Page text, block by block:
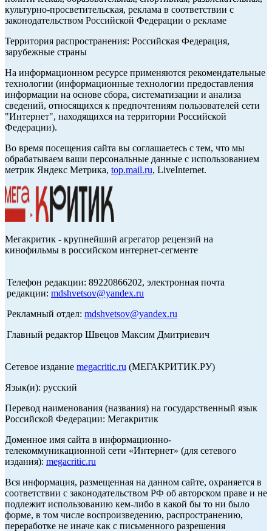
культурно-просветительская, реклама в соответствии с
законодательством Российской Федерации о рекламе
Территория распространения: Российская Федерация,
зарубежные страны
На информационном ресурсе применяются рекомендательные
технологии (информационные технологии предоставления
информации на основе сбора, систематизации и анализа
сведений, относящихся к предпочтениям пользователей сети
"Интернет", находящихся на территории Российской
Федерации).
Во время посещения сайта вы соглашаетесь с тем, что мы
обрабатываем ваши персональные данные с использованием
метрик Яндекс Метрика, top.mail.ru, LiveInternet.
Мегакритик - крупнейший агрегатор рецензий на
кинофильмы в российском интернет-сегменте
Телефон редакции: 89220866202, электронная почта
редакции: mdshvetsov@yandex.ru
Рекламный отдел: mdshvetsov@yandex.ru
Главный редактор Швецов Максим Дмитриевич
Сетевое издание megacritic.ru (МЕГАКРИТИК.РУ)
Язык(и): русский
Перевод наименования (названия) на государственный язык
Российской Федерации: Мегакритик
Доменное имя сайта в информационно-
телекоммуникационной сети «Интернет» (для сетевого
издания): megacritic.ru
Вся информация, размещенная на данном сайте, охраняется в
соответствии с законодательством РФ об авторском праве и не
подлежит использованию кем-либо в какой бы то ни было
форме, в том числе воспроизведению, распространению,
переработке не иначе как с письменного разрешения